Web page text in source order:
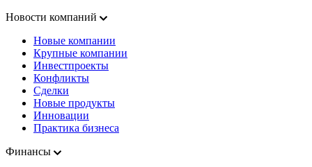
Новости компаний
Новые компании
Крупные компании
Инвестпроекты
Конфликты
Сделки
Новые продукты
Инновации
Практика бизнеса
Финансы